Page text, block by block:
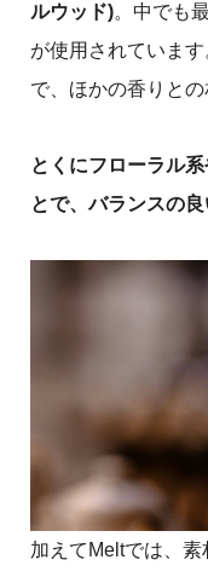
ルウッド)。中でも
が使用されていま
で、ほかの香りとの
とくにフローラル
とで、バランスの
加えてMeltでは、素